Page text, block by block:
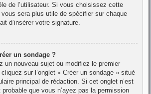
de l’utilisateur. Si vous choisissez cette
sera plus utile de spécifier sur chaque
d’insérer votre signature.
un sondage ?
un nouveau sujet ou modifiez le premier
sur l’onglet « Créer un sondage » situé
principal de rédaction. Si cet onglet n’est
que vous n’ayez pas la permission